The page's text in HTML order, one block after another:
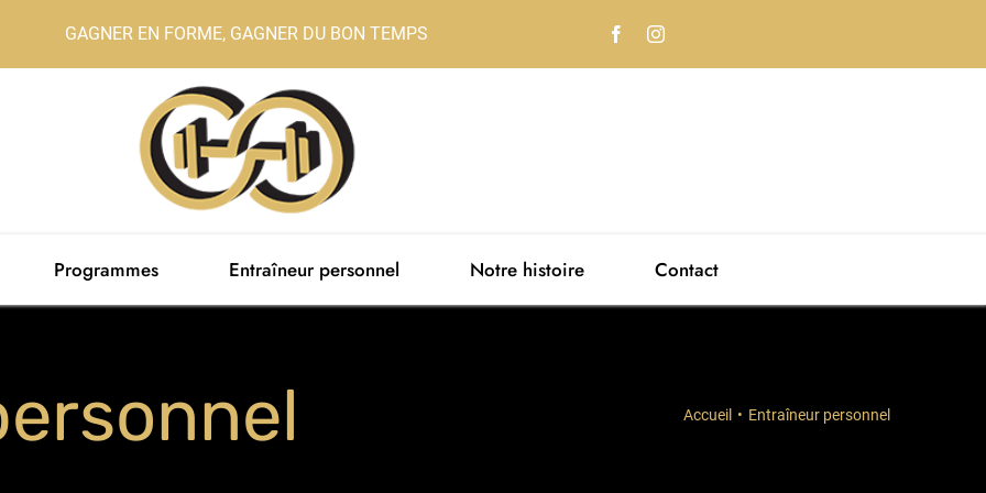
GAGNER EN FORME, GAGNER DU BON TEMPS
Programmes Entraîneur personnel Notre histoire Contact
Accueil Entraîneur personnel